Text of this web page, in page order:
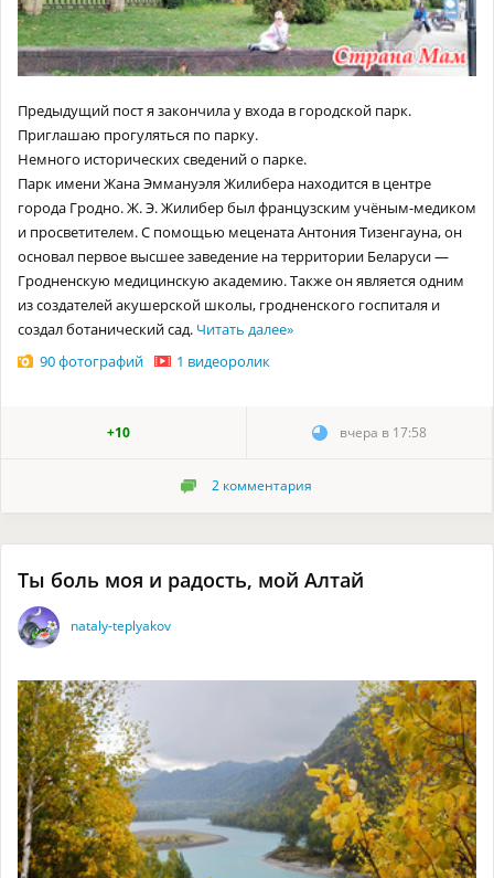
Предыдущий пост я закончила у входа в городской парк.
Приглашаю прогуляться по парку.
Немного исторических сведений о парке.
Парк имени Жана Эммануэля Жилибера находится в центре
города Гродно. Ж. Э. Жилибер был французским учёным-медиком
и просветителем. С помощью мецената Антония Тизенгауна, он
основал первое высшее заведение на территории Беларуси —
Гродненскую медицинскую академию. Также он является одним
из создателей акушерской школы, гродненского госпиталя и
создал ботанический сад. Читать далее»
90 фотографий
1 видеоролик
+10 вчера в 17:58
2 комментария
Ты боль моя и радость, мой Алтай
nataly-teplyakov